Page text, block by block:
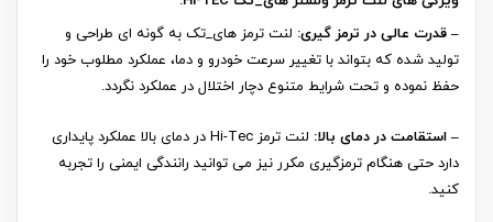
– قدرت عالی در ترمز گیری: لنت ترمز های_تک به گونه ای طراحی و
تولید شده که بتواند با تغییر سرعت خودرو و دما، عملکرد مطلوب خود را
حفظ نموده و تحت شرایط متنوع دچار اختلال در عملکرد نگردد.
– استقامت در دمای بالا:
لنت ترمز Hi-Tec در دمای بالا عملکرد پایداری
دارد حتی هنگام ترمزگیری مکرر نیز می توانید رانندگی ایمنی را تجربه
کنید.